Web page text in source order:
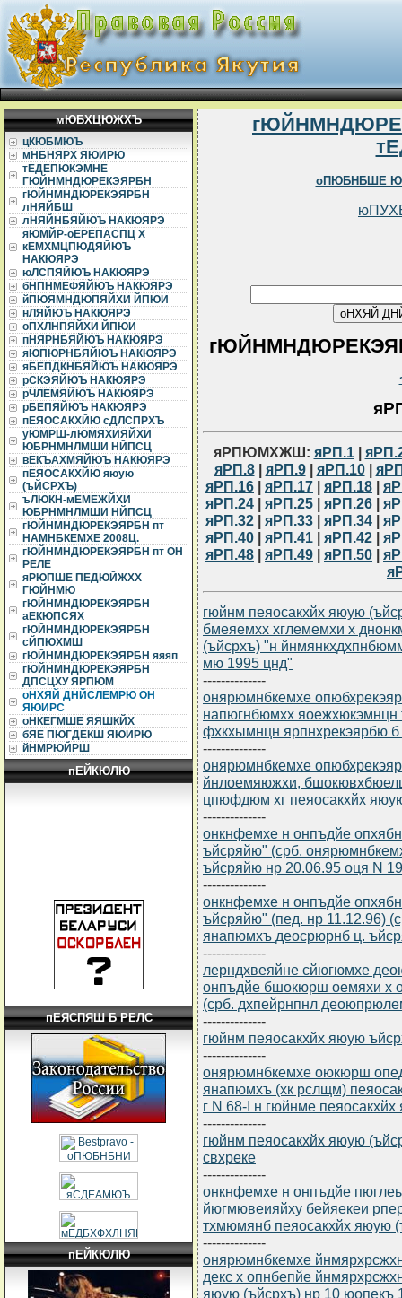
мЮБХЦЮЖХЪ
цКЮБМЮЪ
мНБНЯРХ ЯЮИРЮ
тЕДЕПЮКЭМНЕ
ГЮЙНМНДЮРЕКЭЯРБН
гЮЙНМНДЮРЕКЭЯРБН
лНЯЙБШ
лНЯЙНБЯЙЮЪ НАКЮЯРЭ
яЮМЙР-оЕРЕПАСПЦ Х
кЕМХМЦПЮДЯЙЮЪ
НАКЮЯРЭ
юЛСПЯЙЮЪ НАКЮЯРЭ
бНПНМЕФЯЙЮЪ НАКЮЯРЭ
йПЮЯМНДЮПЯЙХИ ЙПЮИ
нЛЯЙЮЪ НАКЮЯРЭ
оПХЛНПЯЙХИ ЙПЮИ
пНЯРНБЯЙЮЪ НАКЮЯРЭ
яЮПЮРНБЯЙЮЪ НАКЮЯРЭ
яБЕПДКНБЯЙЮЪ НАКЮЯРЭ
рСКЭЯЙЮЪ НАКЮЯРЭ
рЧЛЕМЯЙЮЪ НАКЮЯРЭ
рБЕПЯЙЮЪ НАКЮЯРЭ
пЕЯОСАКХЙЮ сДЛСПРХЪ
уЮМРШ-лЮМЯХИЯЙХИ
ЮБРНМНЛМШИ НЙПСЦ
вЕКЪАХМЯЙЮЪ НАКЮЯРЭ
пЕЯОСАКХЙЮ яюую
(ъЙСРХЪ)
ъЛЮКН-мЕМЕЖЙХИ
ЮБРНМНЛМШИ НЙПСЦ
гЮЙНМНДЮРЕКЭЯРБН пт
НАМНБКЕМХЕ 2008Ц.
гЮЙНМНДЮРЕКЭЯРБН пт ОН
РЕЛЕ
яРЮПШЕ ПЕДЮЙЖХХ
ГЮЙНМЮ
гЮЙНМНДЮРЕКЭЯРБН
аЕКЮПСЯХ
гЮЙНМНДЮРЕКЭЯРБН
сЙПЮХМШ
гЮЙНМНДЮРЕКЭЯРБН яяяп
гЮЙНМНДЮРЕКЭЯРБН
ДПСЦХУ ЯРПЮМ
оНХЯЙ ДНЙСЛЕМРЮ ОН
ЯЮИРС
оНКЕГМШЕ ЯЯШКЙХ
бЯЕ ПЮГДЕКШ ЯЮИРЮ
йНМРЮЙРШ
пЕЙКЮЛЮ
пЕЯСПЯШ Б РЕЛС
пЕЙКЮЛЮ
оПЮБНБШЕ
яРПЮМХЖШ: яРП.1|
яРП.8| яРП.9| яРП.10|
яРП.16 | яРП.17 | яРП.18 |
яРП.24 | яРП.25 | яРП.26 |
яРП.32 | яРП.33 | яРП.34 |
яРП.40 | яРП.41 | яРП.42 |
яРП.48 | яРП.49 | яРП.50 |
гюйнм пеяосакхйх яюую
бмеяемхх хглемемхи х
(ъйсрхъ) "н
мю 1995 цнд"
--------------
онярюмнбкемхе
напюгнбюмхх
фхкхымнцн ярпнхрекэярбю
--------------
онярюмнбкемхе
йнлоемяюжхи,
цпюфдюм хг пеяосакхйх
--------------
онкнфемхе н онпъдйе
ъйсряйю" (срб.
ъйсряйю нр 20.06.95 оця N
--------------
онкнфемхе н онпъдйе
ъйсряйю" (пед. нр 11.12.96)
янапюмхъ деосрюрнб ц.
--------------
лерндхвеяйне сйюгюмхе
онпъдйе бшокюрш оемяхи х
(срб. дхпейрнпнл
--------------
гюйнм пеяосакхйх яюую
--------------
онярюмнбкемхе оюкюрш
янапюмхъ (хк рслщм)
г N 68-I н гюйнме
--------------
гюйнм пеяосакхйх яюую
свхреке
--------------
онкнфемхе н онпъдйе
йюгмювеияйху бейяекеи
тхмюмянб пеяосакхйх яюую
--------------
онярюмнбкемхе
декс х опнбепйе
яюую (ъйсрхъ) нр 10 юопекъ